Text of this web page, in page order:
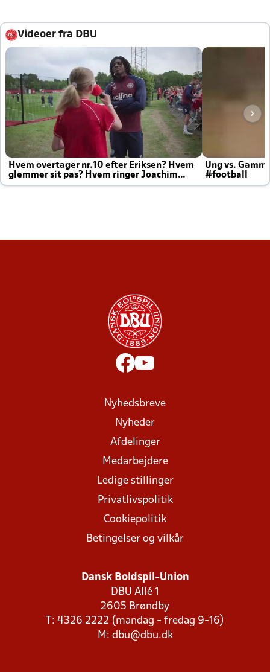
Videoer fra DBU
Hvem overtager nr.10 efter Eriksen? Hvem
glemmer sit pas? Hvem ringer Joachim
altid til efter kampe?
Ung vs.
#football
Nyhedsbreve
Nyheder
Afdelinger
Medarbejdere
Ledige stillinger
Privatlivspolitik
Cookiepolitik
Betingelser og vilkår
Dansk Boldspil-Union
DBU Allé 1
2605 Brøndby
T: 4326 2222 (mandag - fredag 9-16)
M: dbu@dbu.dk